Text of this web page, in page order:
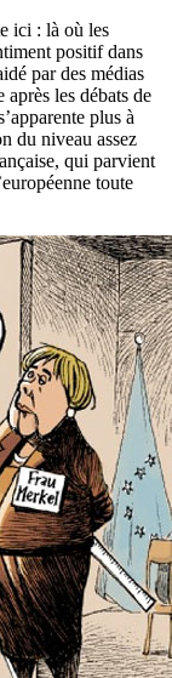
ici : là où les
positif dans
par des médias
après les débats de
plus à
du niveau assez
qui parvient
toute